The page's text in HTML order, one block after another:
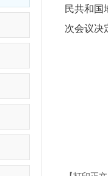
民共和国
次会议决